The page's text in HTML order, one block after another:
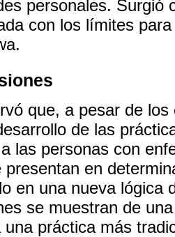
personales. Surgió
con los límites
que, a pesar de
de las
las personas con
presentan en
en una nueva lógica
se muestran de
una práctica más